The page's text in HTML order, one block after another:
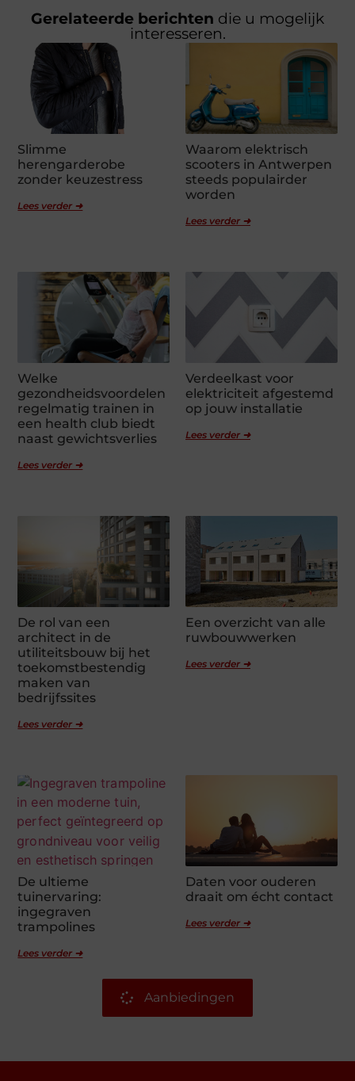
Gerelateerde berichten die u mogelijk
interesseren.
Slimme
herengarderobe
zonder keuzestress
Lees verder ➜
Waarom elektrisch
scooters in Antwerpen
steeds populairder
worden
Lees verder ➜
Welke
gezondheidsvoordelen
regelmatig trainen in
een health club biedt
naast gewichtsverlies
Lees verder ➜
Verdeelkast voor
elektriciteit afgestemd
op jouw installatie
Lees verder ➜
De rol van een
architect in de
utiliteitsbouw bij het
toekomstbestendig
maken van
bedrijfssites
Lees verder ➜
Een overzicht van alle
ruwbouwwerken
Lees verder ➜
De ultieme
tuinervaring:
ingegraven
trampolines
Lees verder ➜
Daten voor ouderen
draait om écht contact
Lees verder ➜
Aanbiedingen